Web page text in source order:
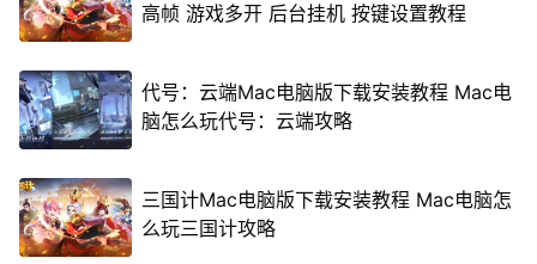
高帧 游戏多开 后台挂机 按键设置教程
代号：云端Mac电脑版下载安装教程 Mac电
脑怎么玩代号：云端攻略
三国计Mac电脑版下载安装教程 Mac电脑怎
么玩三国计攻略